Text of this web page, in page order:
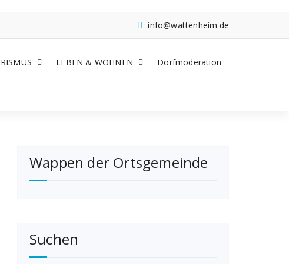
info@wattenheim.de
LEBEN & WOHNEN Dorfmoderation
Wappen der Ortsgemeinde
Suchen